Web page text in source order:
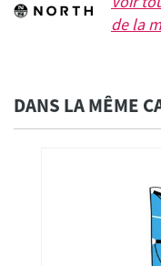
de la
DANS LA MÊME